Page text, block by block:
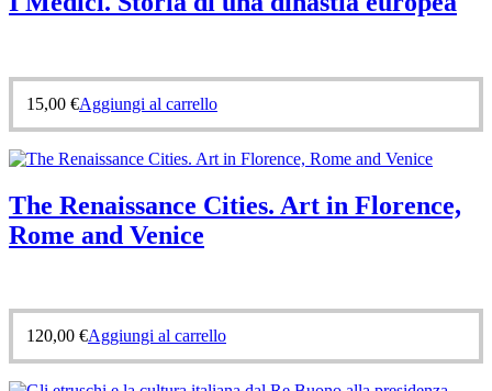
15,00 €Aggiungi al carrello
The Renaissance Cities. Art in Florence,
Rome and Venice
120,00 €Aggiungi al carrello